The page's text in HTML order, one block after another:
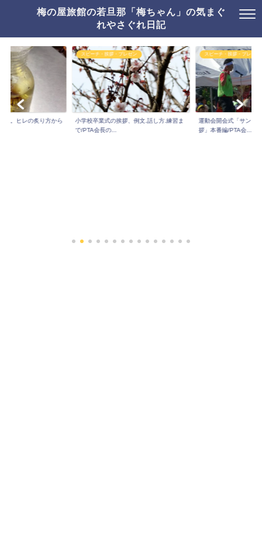
梅の屋旅館の若旦那「梅ちゃん」の気まぐ
れやさぐれ日記
方。ヒレの炙り方から
スピーチ・挨拶・プレゼン
小学校卒業式の挨拶、例文.話し方.練習ま
で/PTA会長の...
スピーチ・挨拶・プレゼン
運動会開会式「サンシ
拶」本番編/PTA会...